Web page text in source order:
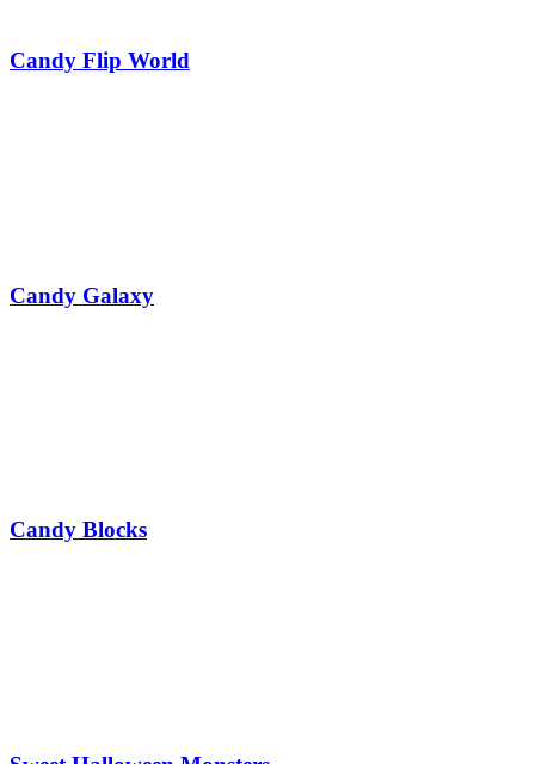
Candy Flip World
Candy Galaxy
Candy Blocks